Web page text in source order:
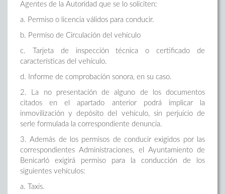
Agentes de la Autoridad que se lo soliciten:
a. Permiso o licencia válidos para conducir.
b. Permiso de Circulación del vehículo
c. Tarjeta de inspección técnica o certificado de
características del vehículo.
d. Informe de comprobación sonora, en su caso.
2. La no presentación de alguno de los documentos
citados en el apartado anterior podrá implicar la
inmovilización y depósito del vehículo, sin perjuicio de
serle formulada la correspondiente denuncia.
3. Además de los permisos de conducir exigidos por las
correspondientes Administraciones, el Ayuntamiento de
Benicarló exigirá permiso para la conducción de los
siguientes vehículos:
a. Taxis.